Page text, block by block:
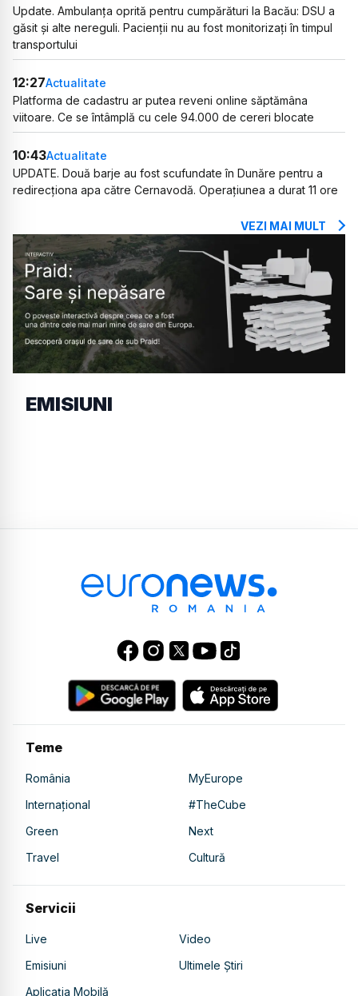
Update. Ambulanța oprită pentru cumpărături la Bacău: DSU a
găsit și alte nereguli. Pacienții nu au fost monitorizați în timpul
transportului
12:27Actualitate
Platforma de cadastru ar putea reveni online săptămâna
viitoare. Ce se întâmplă cu cele 94.000 de cereri blocate
10:43Actualitate
UPDATE. Două barje au fost scufundate în Dunăre pentru a
redirecționa apa către Cernavodă. Operațiunea a durat 11 ore
VEZI MAI MULT
EMISIUNI
Teme
România
MyEurope
Internațional
#TheCube
Green
Next
Travel
Cultură
Servicii
Live
Video
Emisiuni
Ultimele Știri
Aplicația Mobilă